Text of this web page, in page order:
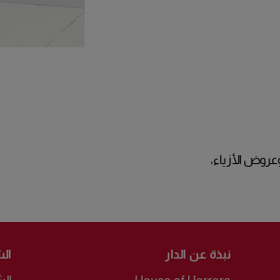
الأزياء،
نبذة عن الدار